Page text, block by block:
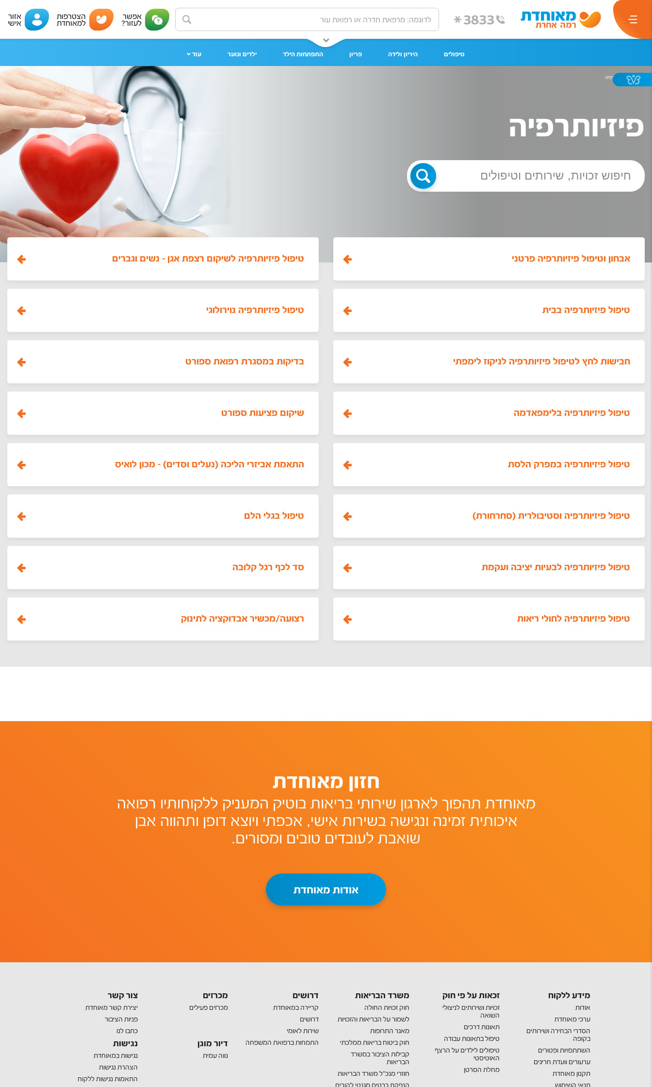
3833
* אפשר
לעזור?
הצטרפות
למאוחדת
אזור
אישי
טיפולים היריון ולידה פריון התפתחות הילד ילדים ונוער עוד
פיזיותרפיה
פיזיותרפיה
אבחון וטיפול פיזיותרפיה פרטני
טיפול פיזיותרפיה בבית
חבישות לחץ לטיפול פיזיותרפיה לניקוז לימפתי
טיפול פיזיותרפיה בלימפאדמה
טיפול פיזיותרפיה במפרק הלסת
טיפול פיזיותרפיה וסטיבולרית (סחרחורת)
טיפול פיזיותרפיה לבעיות יציבה ועקמת
טיפול פיזיותרפיה לחולי ריאות
טיפול פיזיותרפיה לשיקום רצפת אגן - נשים וגברים
טיפול פיזיותרפיה נוירולוגי
בדיקות במסגרת רפואת ספורט
שיקום פציעות ספורט
התאמת אביזרי הליכה (נעלים וסדים) - מכון לואיס
טיפול בגלי הלם
סד לכף רגל קלובה
רצועה/מכשיר אבדוקציה לתינוק
חזון מאוחדת
מאוחדת תהפוך לארגון שירותי בריאות בוטיק המעניק ללקוחותיו רפואה
איכותית זמינה ונגישה בשירות אישי, אכפתי ויוצא דופן ותהווה אבן
שואבת לעובדים טובים ומסורים.
אודות מאוחדת
מידע ללקוח
אודות
ערכי מאוחדת
הסדרי הבחירה ושירותים
בקופה
השתתפויות ופטורים
ערעורים וועדת חריגים
תקנון מאוחדת
זכאות על פי חוק
זכויות ושירותים לניצולי
השואה
תאונות דרכים
טיפול בתאונות עבודה
טיפולים לילדים על הרצף
האוטיסטי
מחלת הסרטן
משרד הבריאות
חוק זכויות החולה
לשמור על הבריאות והזכויות
מאגר התרופות
חוק ביטוח בריאות ממלכתי
קבילות הציבור במשרד
הבריאות
חוזרי מנכ"ל משרד הבריאות
דרושים
קריירה במאוחדת
דרושים
שירות לאומי
התמחות ברפואת המשפחה
מכרזים
מכרזים פעילים
צור קשר
יצירת קשר מאוחדת
פניות הציבור
כתבו לנו
דיור מוגן
נווה עמית
נגישות
נגישות במאוחדת
הצהרת נגישות
התאמות נגישות ללקוח